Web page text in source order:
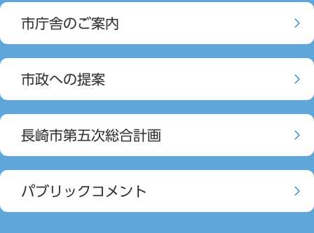
市庁舎のご案内
市政への提案
長崎市第五次総合計画
パブリックコメント